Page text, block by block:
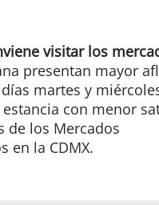
visitar los
presentan mayor
martes y
con menor
de los Mercados
en la CDMX.